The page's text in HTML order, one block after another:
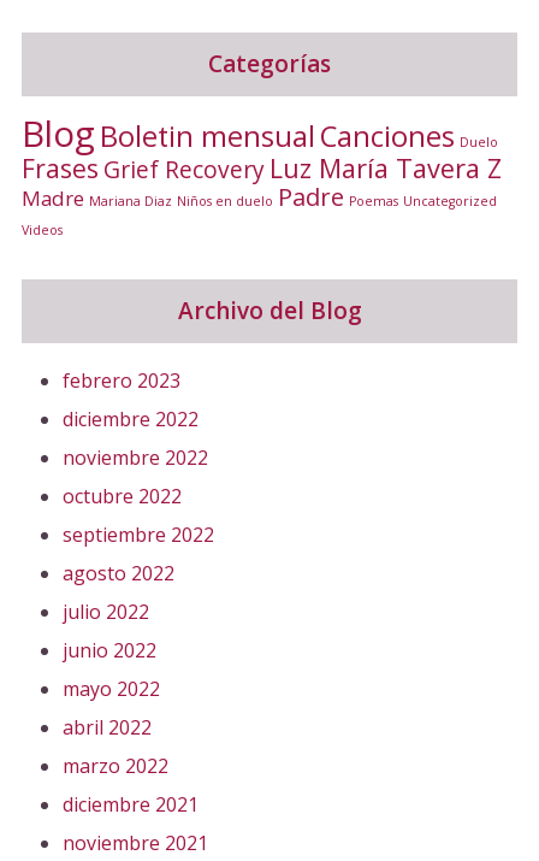
Categorías
Blog Boletin mensual Canciones Duelo
Frases Grief Recovery Luz María Tavera Z
Madre Mariana Diaz Niños en duelo Padre Poemas Uncategorized
Videos
Archivo del Blog
febrero 2023
diciembre 2022
noviembre 2022
octubre 2022
septiembre 2022
agosto 2022
julio 2022
junio 2022
mayo 2022
abril 2022
marzo 2022
diciembre 2021
noviembre 2021